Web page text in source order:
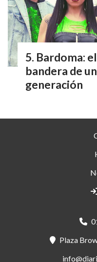
Bardoma:
bandera de
generación
Plaza